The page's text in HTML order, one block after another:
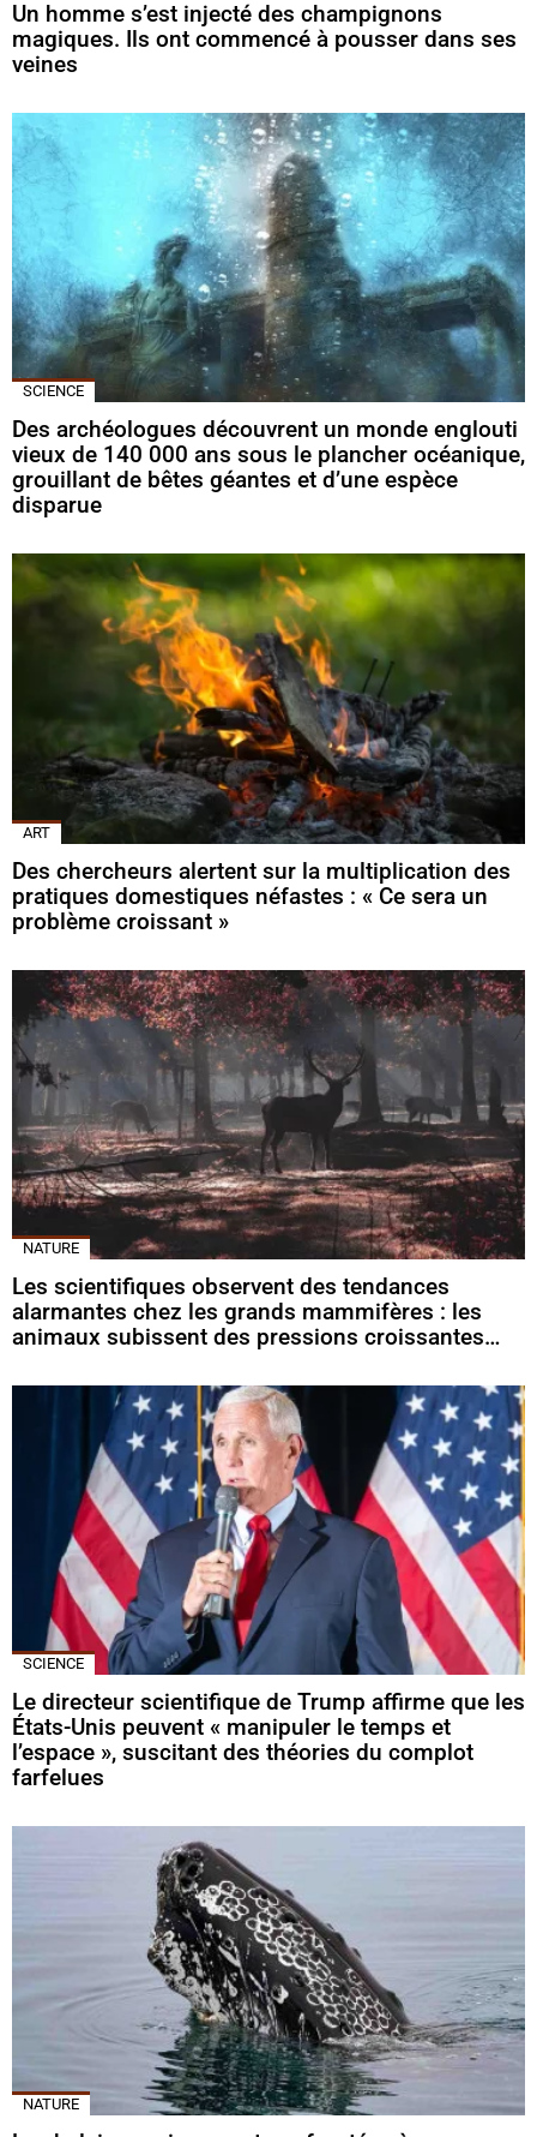
Un homme s’est injecté des champignons
magiques. Ils ont commencé à pousser dans ses
veines
SCIENCE
Des archéologues découvrent un monde englouti
vieux de 140 000 ans sous le plancher océanique,
grouillant de bêtes géantes et d’une espèce
disparue
ART
Des chercheurs alertent sur la multiplication des
pratiques domestiques néfastes : « Ce sera un
problème croissant »
NATURE
Les scientifiques observent des tendances
alarmantes chez les grands mammifères : les
animaux subissent des pressions croissantes…
SCIENCE
Le directeur scientifique de Trump affirme que les
États-Unis peuvent « manipuler le temps et
l’espace », suscitant des théories du complot
farfelues
NATURE